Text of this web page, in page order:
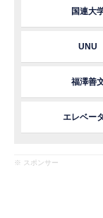
国連大
UNU
福澤善
エレベー
※ スポンサー